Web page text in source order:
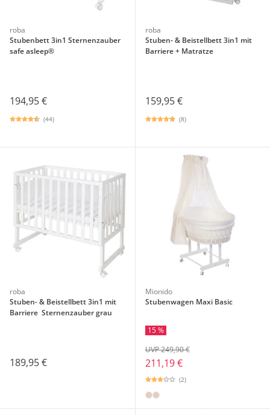
roba
Stubenbett 3in1 Sternenzauber
safe asleep®
194,95 €
(44)
roba
Stuben- & Beistellbett 3in1 mit
Barriere + Matratze
159,95 €
(8)
roba
Stuben- & Beistellbett 3in1 mit
Barriere Sternenzauber grau
189,95 €
Mionido
Stubenwagen Maxi Basic
15 %
211,19 €
UVP 249,90 €
(2)